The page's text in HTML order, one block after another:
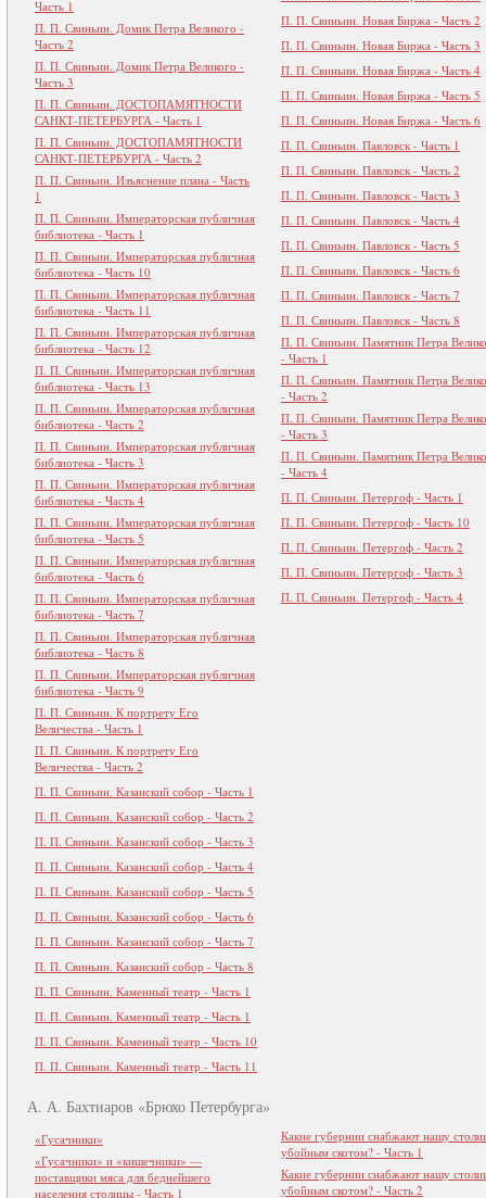
Часть 1
П. П. Свиньин. Домик Петра Великого -
Часть 2
П. П. Свиньин. Домик Петра Великого -
Часть 3
П. П. Свиньин. ДОСТОПАМЯТНОСТИ
САНКТ-ПЕТЕРБУРГА - Часть 1
П. П. Свиньин. ДОСТОПАМЯТНОСТИ
САНКТ-ПЕТЕРБУРГА - Часть 2
П. П. Свиньин. Изъяснение плана - Часть
1
П. П. Свиньин. Императорская публичная
библиотека - Часть 1
П. П. Свиньин. Императорская публичная
библиотека - Часть 10
П. П. Свиньин. Императорская публичная
библиотека - Часть 11
П. П. Свиньин. Императорская публичная
библиотека - Часть 12
П. П. Свиньин. Императорская публичная
библиотека - Часть 13
П. П. Свиньин. Императорская публичная
библиотека - Часть 2
П. П. Свиньин. Императорская публичная
библиотека - Часть 3
П. П. Свиньин. Императорская публичная
библиотека - Часть 4
П. П. Свиньин. Императорская публичная
библиотека - Часть 5
П. П. Свиньин. Императорская публичная
библиотека - Часть 6
П. П. Свиньин. Императорская публичная
библиотека - Часть 7
П. П. Свиньин. Императорская публичная
библиотека - Часть 8
П. П. Свиньин. Императорская публичная
библиотека - Часть 9
П. П. Свиньин. К портрету Его
Величества - Часть 1
П. П. Свиньин. К портрету Его
Величества - Часть 2
П. П. Свиньин. Казанский собор - Часть 1
П. П. Свиньин. Казанский собор - Часть 2
П. П. Свиньин. Казанский собор - Часть 3
П. П. Свиньин. Казанский собор - Часть 4
П. П. Свиньин. Казанский собор - Часть 5
П. П. Свиньин. Казанский собор - Часть 6
П. П. Свиньин. Казанский собор - Часть 7
П. П. Свиньин. Казанский собор - Часть 8
П. П. Свиньин. Каменный театр - Часть 1
П. П. Свиньин. Каменный театр - Часть 1
П. П. Свиньин. Каменный театр - Часть 10
П. П. Свиньин. Каменный театр - Часть 11
П. П. Свиньин. Новая Биржа - Часть 2
П. П. Свиньин. Новая Биржа - Часть 3
П. П. Свиньин. Новая Биржа - Часть 4
П. П. Свиньин. Новая Биржа - Часть 5
П. П. Свиньин. Новая Биржа - Часть 6
П. П. Свиньин. Павловск - Часть 1
П. П. Свиньин. Павловск - Часть 2
П. П. Свиньин. Павловск - Часть 3
П. П. Свиньин. Павловск - Часть 4
П. П. Свиньин. Павловск - Часть 5
П. П. Свиньин. Павловск - Часть 6
П. П. Свиньин. Павловск - Часть 7
П. П. Свиньин. Павловск - Часть 8
П. П. Свиньин. Памятник Петра
- Часть 1
П. П. Свиньин. Памятник Петра
- Часть 2
П. П. Свиньин. Памятник Петра
- Часть 3
П. П. Свиньин. Памятник Петра
- Часть 4
П. П. Свиньин. Петергоф - Часть 1
П. П. Свиньин. Петергоф - Часть 10
П. П. Свиньин. Петергоф - Часть 2
П. П. Свиньин. Петергоф - Часть 3
П. П. Свиньин. Петергоф - Часть 4
А. А. Бахтиаров «Брюхо Петербурга»
«Гусачники»
«Гусачники» и «кишечники» —
поставщики мяса для беднейшего
населения столицы - Часть 1
Какие губернии снабжают нашу
убойным скотом? - Часть 1
Какие губернии снабжают нашу
убойным скотом? - Часть 2